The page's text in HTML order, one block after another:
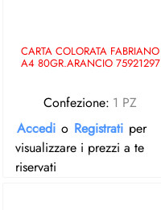
CARTA COLORATA FABRIANO
A4 80GR.ARANCIO 75921297
Confezione: 1 PZ
Accedi o Registrati per
visualizzare i prezzi a te
riservati